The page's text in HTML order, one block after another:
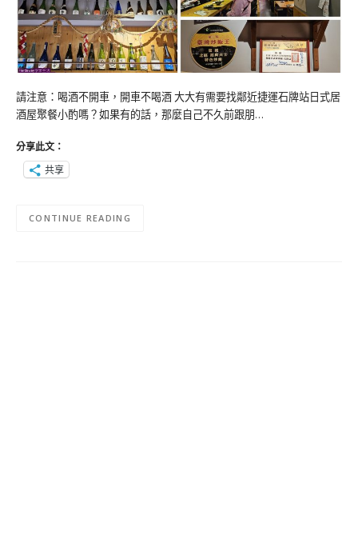
請注意：喝酒不開車，開車不喝酒 大大有需要找鄰近捷運石牌站日式居
酒屋聚餐小酌嗎？如果有的話，那麼自己不久前跟朋…
分享此文：
共享
CONTINUE READING